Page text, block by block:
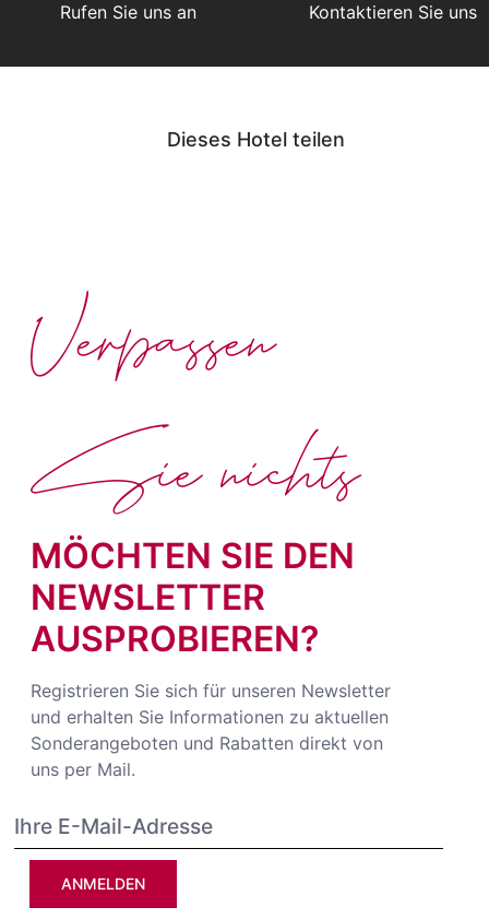
Rufen Sie uns an Kontaktieren Sie uns
Dieses Hotel teilen
MÖCHTEN SIE DEN
NEWSLETTER
AUSPROBIEREN?
Registrieren Sie sich für unseren Newsletter
und erhalten Sie Informationen zu aktuellen
Sonderangeboten und Rabatten direkt von
uns per Mail.
ANMELDEN
Verpassen
Sie nichts